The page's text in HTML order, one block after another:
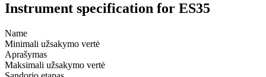
Instrument specification for ES35
Name
Minimali užsakymo vertė
Aprašymas
Maksimali užsakymo vertė